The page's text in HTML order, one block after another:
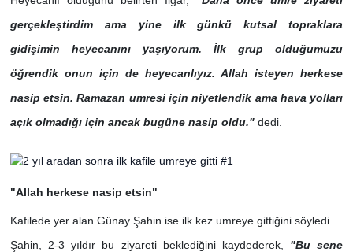
gerçekleştirdim ama yine ilk günkü kutsal topraklara
gidişimin heyecanını yaşıyorum. İlk grup olduğumuzu
öğrendik onun için de heyecanlıyız. Allah isteyen herkese
nasip etsin. Ramazan umresi için niyetlendik ama hava yolları
açık olmadığı için ancak bugüne nasip oldu."dedi.
"Allah herkese nasip etsin"
Kafilede yer alan Günay Şahin ise ilk kez umreye gittiğini söyledi.
Şahin, 2-3 yıldır bu ziyareti beklediğini kaydederek, "Bu sene